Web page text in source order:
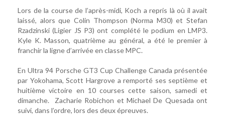
Lors de la course de l’après-midi, Koch a repris là où il avait
laissé, alors que Colin Thompson (Norma M30) et Stefan
Rzadzinski (Ligier JS P3) ont complété le podium en LMP3.
Kyle K. Masson, quatrième au général, a été le premier à
franchir la ligne d’arrivée en classe MPC.
En Ultra 94 Porsche GT3 Cup Challenge Canada présentée
par Yokohama, Scott Hargrove a remporté ses septième et
huitième victoire en 10 courses cette saison, samedi et
dimanche. Zacharie Robichon et Michael De Quesada ont
suivi, dans l’ordre, lors des deux épreuves.